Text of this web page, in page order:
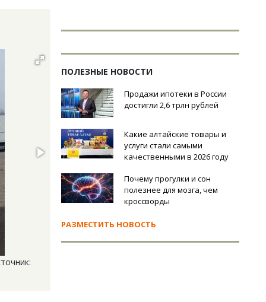
ПОЛЕЗНЫЕ НОВОСТИ
Продажи ипотеки в России
достигли 2,6 трлн рублей
Какие алтайские товары и
услуги стали самыми
качественными в 2026 году
Почему прогулки и сон
полезнее для мозга, чем
кроссворды
РАЗМЕСТИТЬ НОВОСТЬ